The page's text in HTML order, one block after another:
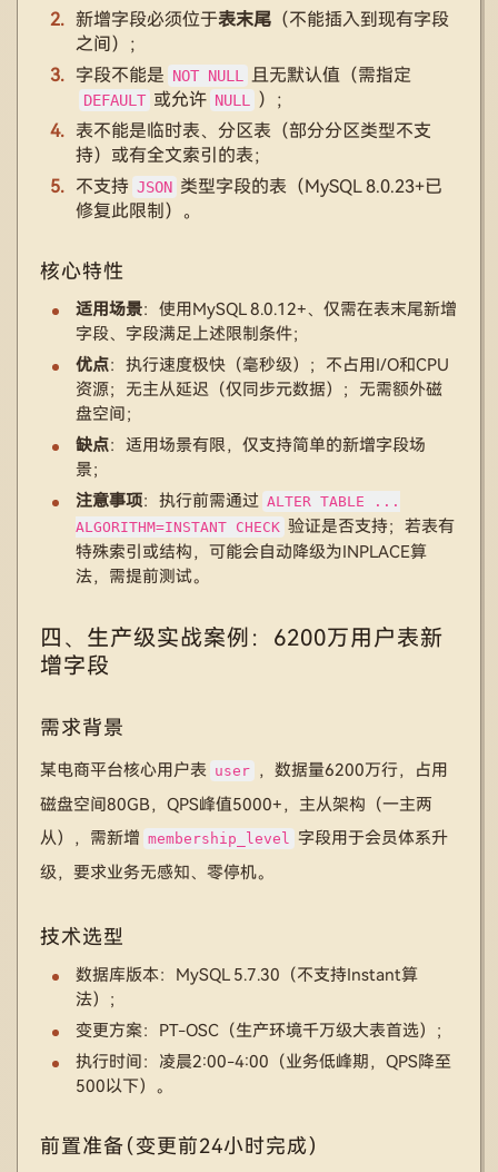
新增字段必须位于表末尾（不能插入到现有字段
之间）；
字段不能是 NOT NULL 且无默认值（需指定
DEFAULT 或允许 NULL
）；
表不能是临时表、分区表（部分分区类型不支
持）或有全文索引的表；
不支持 JSON 类型字段的表（MySQL 8.0.23+已
修复此限制）。
核心特性
适用场景：使用MySQL 8.0.12+、仅需在表末尾新增
字段、字段满足上述限制条件；
优点：执行速度极快（毫秒级）；不占用I/O和CPU
资源；无主从延迟（仅同步元数据）；无需额外磁
盘空间；
缺点：适用场景有限，仅支持简单的新增字段场
景；
注意事项：执行前需通过 ALTER TABLE ...
ALGORITHM=INSTANT CHECK 验证是否支持；若表有
特殊索引或结构，可能会自动降级为INPLACE算
法，需提前测试。
四、生产级实战案例：6200万用户表新
增字段
需求背景
某电商平台核心用户表 user ，数据量6200万行，占用
磁盘空间80GB，QPS峰值5000+，主从架构（一主两
从），需新增 membership_level 字段用于会员体系升
级，要求业务无感知、零停机。
技术选型
数据库版本：MySQL 5.7.30（不支持Instant算
法）；
变更方案：PT-OSC（生产环境千万级大表首选）；
执行时间：凌晨2:00-4:00（业务低峰期，QPS降至
500以下）。
前置准备（变更前24小时完成）